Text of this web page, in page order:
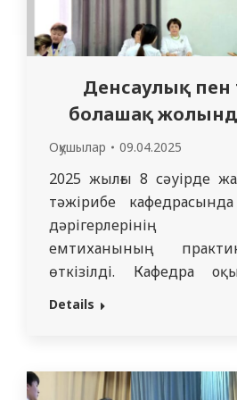
Денсаулық пен
болашақ
Оқушылар 09.04.2025
2025 жылғы 8 сәуірде
тәжірибе
дәрігерлерінің
емтиханының
өткізілді. Кафедра
ассистент Терехова
меңгерушісі
Details